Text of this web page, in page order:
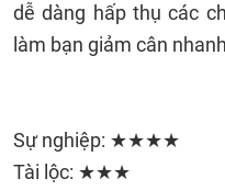
dễ dàng hấp thụ các
làm bạn giảm cân
Sự nghiệp: ★★★★
Tài lộc: ★★★